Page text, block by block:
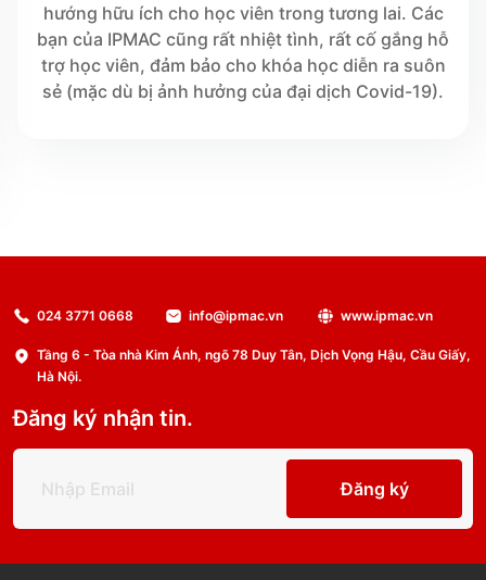
hướng hữu ích cho học viên trong tương lai. Các
bạn của IPMAC cũng rất nhiệt tình, rất cố gắng hỗ
trợ học viên, đảm bảo cho khóa học diễn ra suôn
sẻ (mặc dù bị ảnh hưởng của đại dịch Covid-19).
024 3771 0668 info@ipmac.vn www.ipmac.vn
Tầng 6 - Tòa nhà Kim Ánh, ngõ 78 Duy Tân, Dịch Vọng Hậu, Cầu Giấy,
Hà Nội.
Đăng ký nhận tin.
Đăng ký